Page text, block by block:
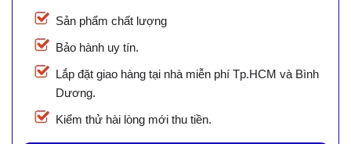
Sản phẩm chất lượng
Bảo hành uy tín.
Lắp đặt giao hàng tại nhà miễn phí Tp.HCM và Bình
Dương.
Kiểm thử hài lòng mới thu tiền.